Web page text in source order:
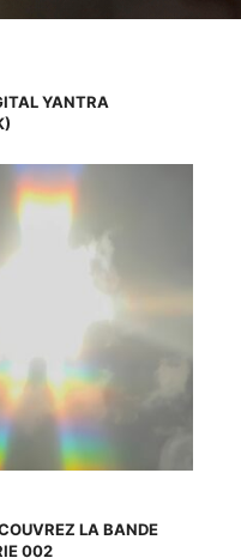
YANTRA
LA BANDE
002